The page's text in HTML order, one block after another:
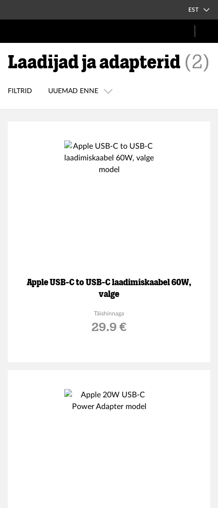
EST
Laadijad ja adapterid (2)
FILTRID UUEMAD ENNE
Apple USB-C to USB-C laadimiskaabel 60W,
valge
Täishinnaga
29.9 €